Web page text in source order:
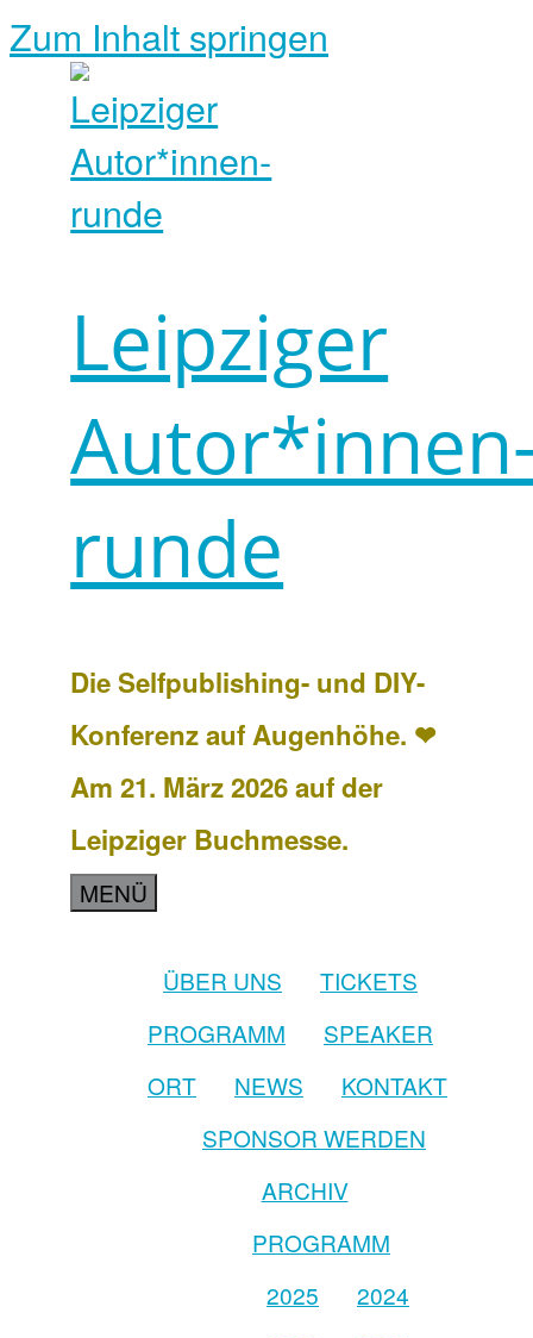
Zum Inhalt springen
Leipziger
runde
Die Selfpublishing- und DIY-
Konferenz auf Augenhöhe. ❤
Am 21. März 2026 auf der
Leipziger Buchmesse.
MENÜ
ÜBER UNS
TICKETS
PROGRAMM
SPEAKER
ORT
NEWS
KONTAKT
SPONSOR WERDEN
ARCHIV
PROGRAMM
2025
2024